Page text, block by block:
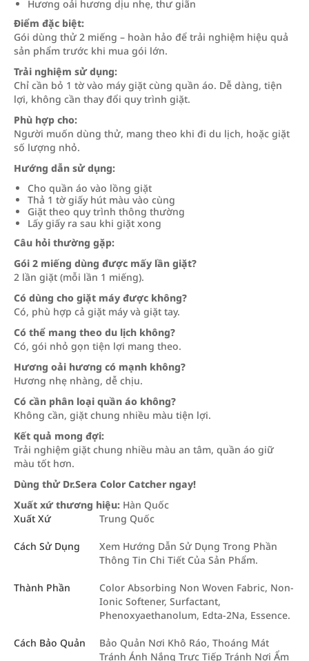
Hương oải hương dịu nhẹ, thư giãn
Điểm đặc biệt:
Gói dùng thử 2 miếng – hoàn hảo để trải nghiệm hiệu quả
sản phẩm trước khi mua gói lớn.
Trải nghiệm sử dụng:
Chỉ cần bỏ 1 tờ vào máy giặt cùng quần áo. Dễ dàng, tiện
lợi, không cần thay đổi quy trình giặt.
Phù hợp cho:
Người muốn dùng thử, mang theo khi đi du lịch, hoặc giặt
số lượng nhỏ.
Hướng dẫn sử dụng:
Cho quần áo vào lồng giặt
Thả 1 tờ giấy hút màu vào cùng
Giặt theo quy trình thông thường
Lấy giấy ra sau khi giặt xong
Câu hỏi thường gặp:
Gói 2 miếng dùng được mấy lần giặt?
2 lần giặt (mỗi lần 1 miếng).
Có dùng cho giặt máy được không?
Có, phù hợp cả giặt máy và giặt tay.
Có thể mang theo du lịch không?
Có, gói nhỏ gọn tiện lợi mang theo.
Hương oải hương có mạnh không?
Hương nhẹ nhàng, dễ chịu.
Có cần phân loại quần áo không?
Không cần, giặt chung nhiều màu tiện lợi.
Kết quả mong đợi:
Trải nghiệm giặt chung nhiều màu an tâm, quần áo giữ
màu tốt hơn.
Dùng thử Dr.Sera Color Catcher ngay!
Xuất xứ thương hiệu: Hàn Quốc
Xuất Xứ
Trung Quốc
Cách Sử Dụng
Xem Hướng Dẫn Sử Dụng Trong Phần
Thông Tin Chi Tiết Của Sản Phẩm.
Thành Phần
Color Absorbing Non Woven Fabric, Non-
Ionic Softener, Surfactant,
Phenoxyaethanolum, Edta-2Na, Essence.
Cách Bảo Quản
Bảo Quản Nơi Khô Ráo, Thoáng Mát
Tránh Ánh Nắng Trực Tiếp Tránh Nơi Ẩm